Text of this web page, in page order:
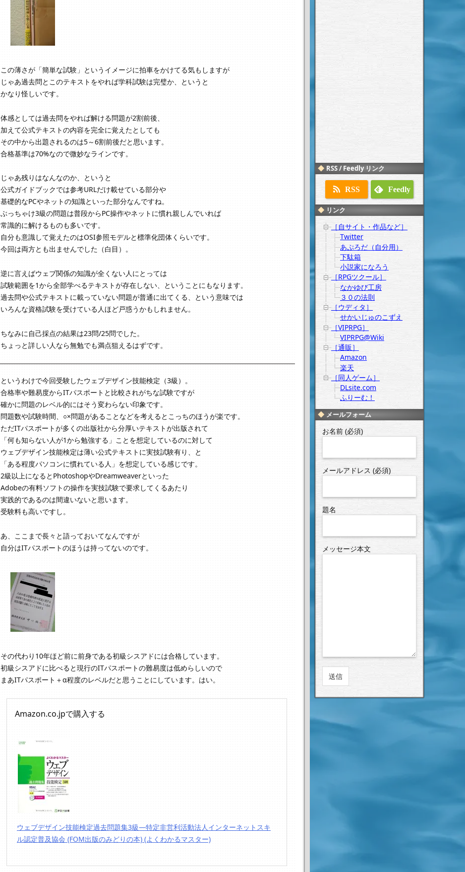
この薄さが「簡単な試験」というイメージに拍車をかけてる気もしますが
じゃあ過去問とこのテキストをやれば学科試験は完璧か、というと
かなり怪しいです。
体感としては過去問をやれば解ける問題が2割前後、
加えて公式テキストの内容を完全に覚えたとしても
その中から出題されるのは5～6割前後だと思います。
合格基準は70%なので微妙なラインです。
じゃあ残りはなんなのか、というと
公式ガイドブックでは参考URLだけ載せている部分や
基礎的なPCやネットの知識といった部分なんですね。
ぶっちゃけ3級の問題は普段からPC操作やネットに慣れ親しんでいれば
常識的に解けるものも多いです。
自分も意識して覚えたのはOSI参照モデルと標準化団体くらいです。
今回は両方とも出ませんでした（白目）。
逆に言えばウェブ関係の知識が全くない人にとっては
試験範囲を1から全部学べるテキストが存在しない、ということにもなります。
過去問や公式テキストに載っていない問題が普通に出てくる、という意味では
いろんな資格試験を受けている人ほど戸惑うかもしれません。
ちなみに自己採点の結果は23問/25問でした。
ちょっと詳しい人なら無勉でも満点狙えるはずです。
というわけで今回受験したウェブデザイン技能検定（3級）。
合格率や難易度からITパスポートと比較されがちな試験ですが
確かに問題のレベル的にはそう変わらない印象です。
問題数や試験時間、○×問題があることなどを考えるとこっちのほうが楽です。
ただITパスポートが多くの出版社から分厚いテキストが出版されて
「何も知らない人が1から勉強する」ことを想定しているのに対して
ウェブデザイン技能検定は薄い公式テキストに実技試験有り、と
「ある程度パソコンに慣れている人」を想定している感じです。
2級以上になるとPhotoshopやDreamweaverといった
Adobeの有料ソフトの操作を実技試験で要求してくるあたり
実践的であるのは間違いないと思います。
受験料も高いですし。
あ、ここまで長々と語っておいてなんですが
自分はITパスポートのほうは持ってないのです。
その代わり10年ほど前に前身である初級シスアドには合格しています。
初級シスアドに比べると現行のITパスポートの難易度は低めらしいので
まあITパスポート＋α程度のレベルだと思うことにしています。はい。
Amazon.co.jpで購入する
ウェブデザイン技能検定過去問題集3級―特定非営利活動法人インターネットスキ
ル認定普及協会 (FOM出版のみどりの本) (よくわかるマスター)
RSS / Feedly リンク
RSS Feedly
リンク
［自サイト・作品など］
Twitter
あぷろだ（自分用）
下駄箱
小説家になろう
［RPGツクール］
なかゆび工房
３０の法則
［ウディタ］
せかいじゅのこずえ
［VIPRPG］
VIPRPG@Wiki
［通販］
Amazon
楽天
［同人ゲーム］
DLsite.com
ふりーむ！
メールフォーム
お名前 (必須)
メールアドレス (必須)
題名
メッセージ本文